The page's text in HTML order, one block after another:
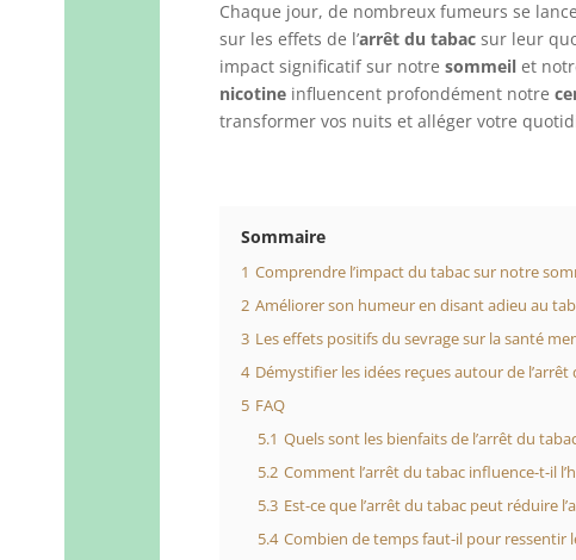
Chaque jour, de nombreux fumeurs se
sur les effets de l’arrêt du tabac sur leur
impact significatif sur notresommeil et
nicotine influencent profondément notre
transformer vos nuits et alléger votre
Sommaire
1 Comprendre l’impact du tabac sur notre
2 Améliorer son humeur en disant adieu au
3 Les effets positifs du sevrage sur la santé
4 Démystifier les idées reçues autour de l’arrêt
5 FAQ
5.1 Quels sont les bienfaits de l’arrêt du
5.2 Comment l’arrêt du tabac influence-t-il
5.3 Est-ce que l’arrêt du tabac peut réduire
5.4 Combien de temps faut-il pour ressentir